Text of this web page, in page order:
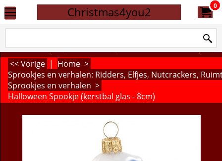
Christmas4you2 0
<< Vorige | Home >
Sprookjes en verhalen: Ridders, Elfjes, Nutcrackers,
Sprookjes en verhalen >
Halloween Spookje (kerstbal glas - 8cm)